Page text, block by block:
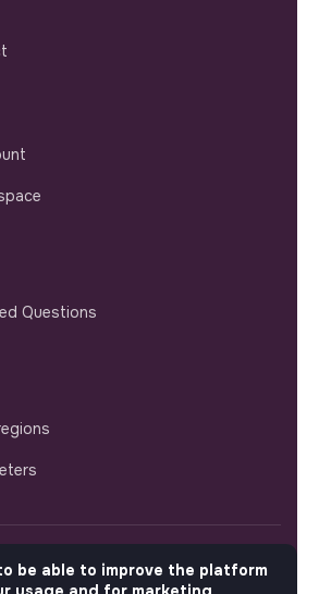
Questions
be able to improve the platform